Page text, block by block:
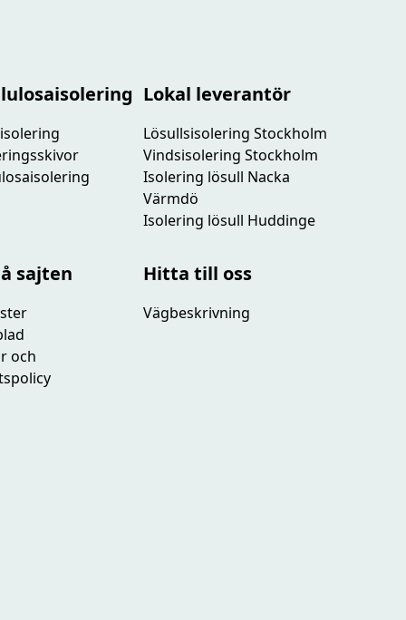
Lokal leverantör
Lösullsisolering Stockholm
Vindsisolering Stockholm
Isolering lösull Nacka
Värmdö
Isolering lösull Huddinge
sajten
och
Hitta till oss
Vägbeskrivning